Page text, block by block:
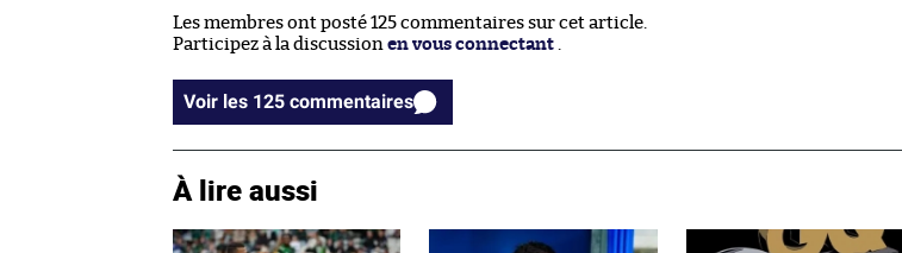
Les membres ont posté 125 commentaires sur cet article.
Participez à la discussion en vous connectant .
Voir les 125 commentaires
À lire aussi